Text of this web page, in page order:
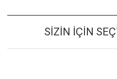
SIZIN İÇIN